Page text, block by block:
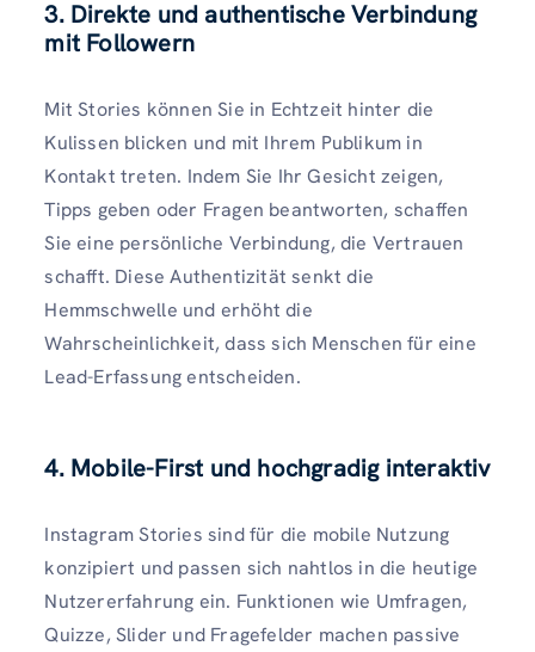
3. Direkte und authentische Verbindung
mit Followern
Mit Stories können Sie in Echtzeit hinter die
Kulissen blicken und mit Ihrem Publikum in
Kontakt treten. Indem Sie Ihr Gesicht zeigen,
Tipps geben oder Fragen beantworten, schaffen
Sie eine persönliche Verbindung, die Vertrauen
schafft. Diese Authentizität senkt die
Hemmschwelle und erhöht die
Wahrscheinlichkeit, dass sich Menschen für eine
Lead-Erfassung entscheiden.
4. Mobile-First und hochgradig interaktiv
Instagram Stories sind für die mobile Nutzung
konzipiert und passen sich nahtlos in die heutige
Nutzererfahrung ein. Funktionen wie Umfragen,
Quizze, Slider und Fragefelder machen passive